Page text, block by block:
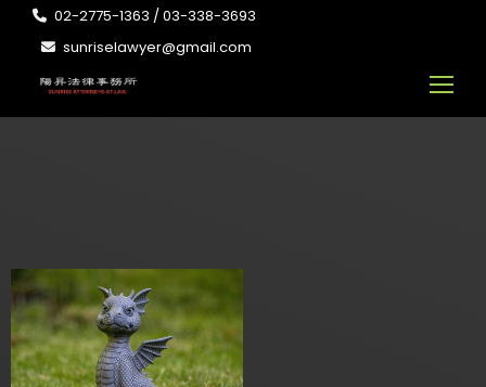
02-2775-1363 / 03-338-3693
sunriselawyer@gmail.com